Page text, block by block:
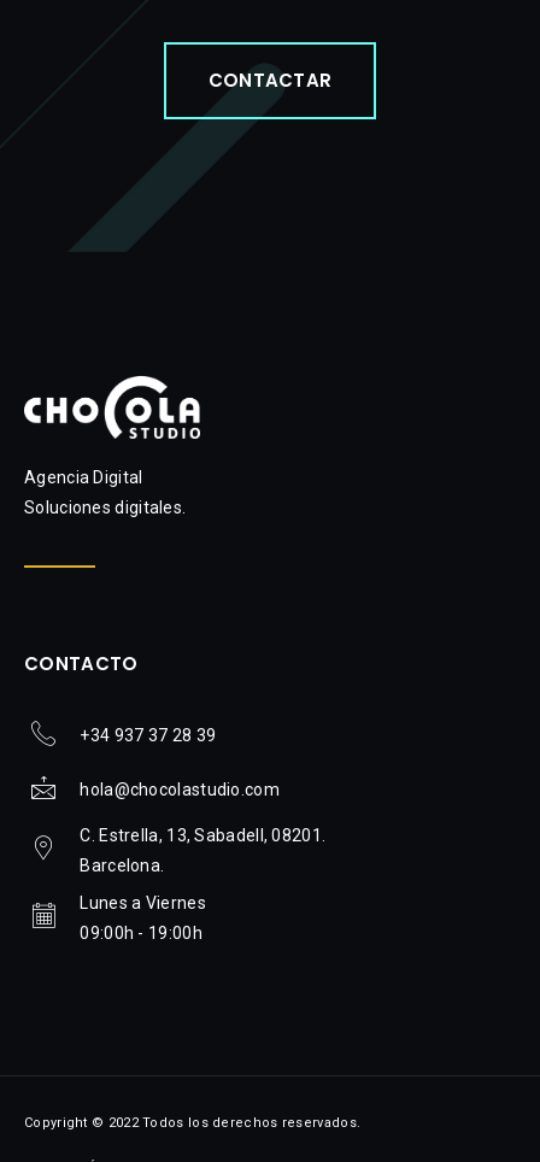
CONTACTAR
Agencia Digital
Soluciones digitales.
CONTACTO
+34 937 37 28 39
hola@chocolastudio.com
C. Estrella, 13, Sabadell, 08201.
Barcelona.
Lunes a Viernes
09:00h - 19:00h
Copyright © 2022 Todos los derechos reservados.